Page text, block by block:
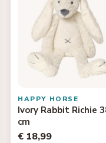
HAPPY HORSE
Ivory Rabbit Richie
cm
€ 18,99